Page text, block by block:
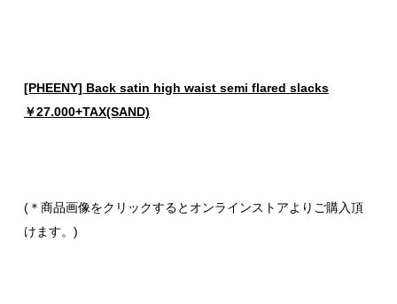
[PHEENY] Back satin high waist semi flared slacks
￥27.000+TAX(SAND)
(＊商品画像をクリックするとオンラインストアよりご購入頂
けます。)